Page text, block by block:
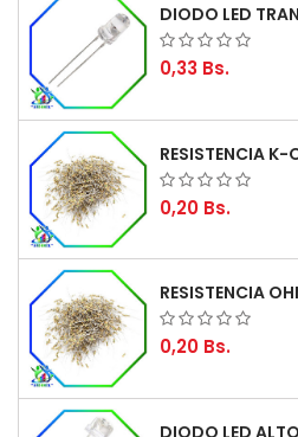
0,33 Bs.
0,20 Bs.
0,20 Bs.